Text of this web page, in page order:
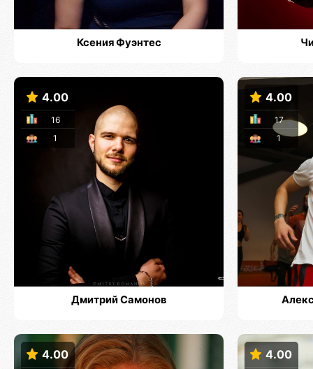
Ксения Фуэнтес
4.00
1
16
Дмитрий Самонов
4.00
1
17
4.00 4.00